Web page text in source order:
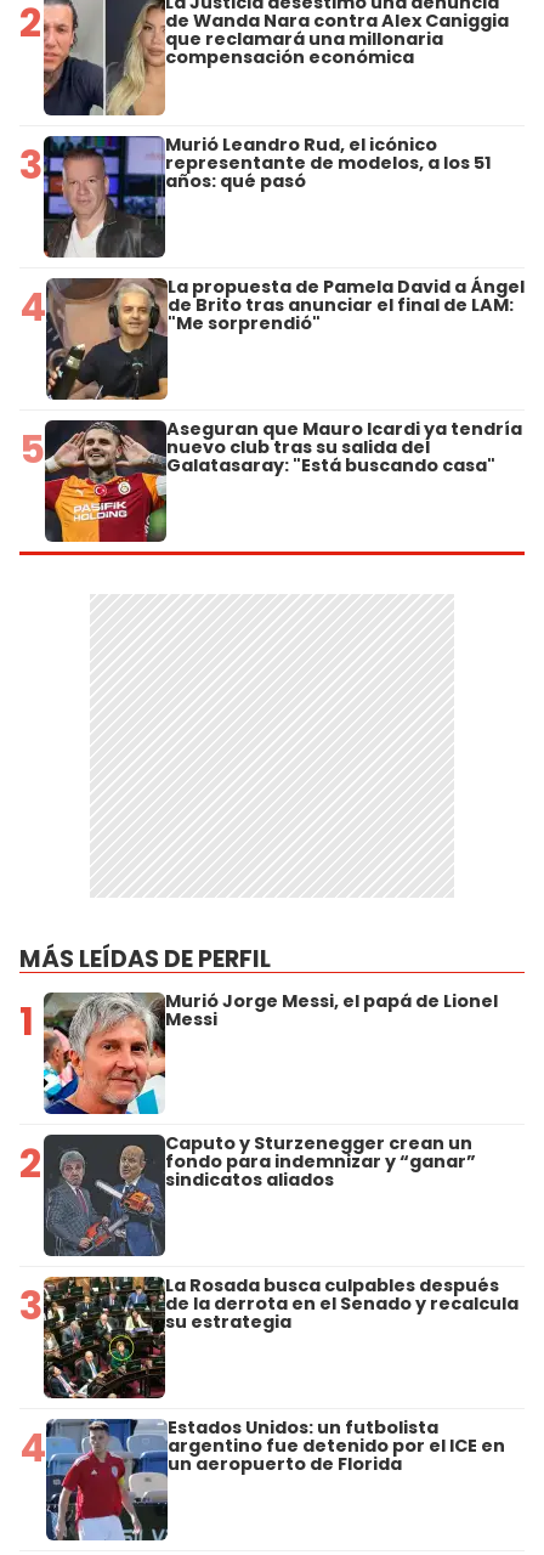
2 de Wanda Nara contra Alex Caniggia
que reclamará una millonaria
compensación económica
3 Murió Leandro Rud, el icónico
representante de modelos, a los 51
años: qué pasó
4 La propuesta de Pamela David a Ángel
de Brito tras anunciar el final de LAM:
"Me sorprendió"
5 Aseguran que Mauro Icardi ya tendría
nuevo club tras su salida del
Galatasaray: "Está buscando casa"
MÁS LEÍDAS DE PERFIL
1 Murió Jorge Messi, el papá de Lionel
Messi
2 Caputo y Sturzenegger crean un
fondo para indemnizar y “ganar”
sindicatos aliados
3 La Rosada busca culpables después
de la derrota en el Senado y recalcula
su estrategia
4 Estados Unidos: un futbolista
argentino fue detenido por el ICE en
un aeropuerto de Florida